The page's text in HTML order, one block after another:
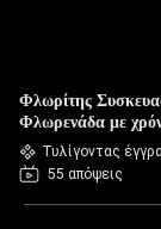
Φλωρίτης
Φλωρενάδα με
Τυλίγοντας
55 απόψεις